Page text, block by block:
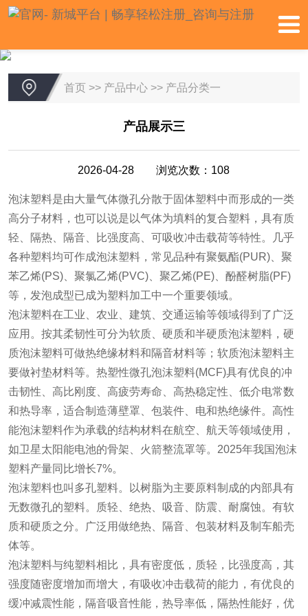
首页>> 产品中心>> 产品分类一
产品展示三
2026-04-28 浏览次数：108
泡沫塑料是由大量气体微孔分散于固体塑料中而形成的一类
高分子材料，也可以说是以气体为填料的复合塑料，具有质
轻、隔热、隔音、比强度高、可吸收冲击载荷等特性。几乎
各种塑料均可作成泡沫塑料，常见品种有聚氨酯(PUR)、聚
苯乙烯(PS)、聚氯乙烯(PVC)、聚乙烯(PE)、酚醛树脂(PF)
等，发泡成型已成为塑料加工中一个重要领域。
泡沫塑料在工业、农业、建筑、交通运输等领域得到了广泛
应用。按其柔韧性可分为软质、硬质和半硬质泡沫塑料，硬
质泡沫塑料可做热绝缘材料和隔音材料等；软质泡沫塑料主
要做衬垫材料等。热塑性微孔泡沫塑料(MCF)具有优良的冲
击韧性、高比刚度、高疲劳寿命、高热稳定性、低介电常数
和热导率，适合制造薄壁罩、包装件、电和热绝缘件。高性
能泡沫塑料作为承载的结构材料在航空、航天等领域使用，
如卫星太阳能电池的骨架、火箭整流罩等。2025年我国泡沫
塑料产量同比增长7%。
泡沫塑料也叫多孔塑料。以树脂为主要原料制成的内部具有
无数微孔的塑料。质轻、绝热、吸音、防震、耐腐蚀。有软
质和硬质之分。广泛用做绝热、隔音、包装材料及制车船壳
体等。
泡沫塑料与纯塑料相比，具有密度低，质轻，比强度高，其
强度随密度增加而增大，有吸收冲击载荷的能力，有优良的
缓冲减震性能，隔音吸音性能，热导率低，隔热性能好，优